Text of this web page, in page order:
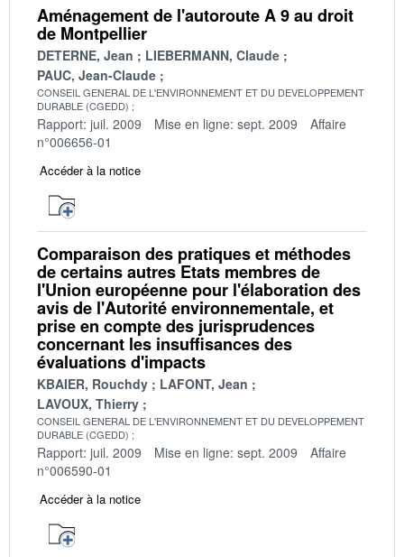
Aménagement de l'autoroute A 9 au droit
de Montpellier
DETERNE, Jean
LIEBERMANN, Claude
PAUC, Jean-Claude
CONSEIL GENERAL DE L'ENVIRONNEMENT ET DU DEVELOPPEMENT
DURABLE (CGEDD)
Rapport: juil. 2009 Mise en ligne: sept. 2009
Affaire
n°006656-01
Accéder à la notice
Comparaison des pratiques et méthodes
de certains autres Etats membres de
l'Union européenne pour l'élaboration des
avis de l'Autorité environnementale, et
prise en compte des jurisprudences
concernant les insuffisances des
évaluations d'impacts
KBAIER, Rouchdy
LAFONT, Jean
LAVOUX, Thierry
CONSEIL GENERAL DE L'ENVIRONNEMENT ET DU DEVELOPPEMENT
DURABLE (CGEDD)
Rapport: juil. 2009 Mise en ligne: sept. 2009
Affaire
n°006590-01
Accéder à la notice